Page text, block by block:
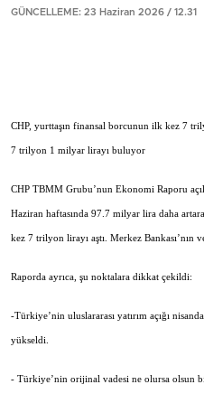
GÜNCELLEME: 23 Haziran 2026 / 12.31
CHP, yurttaşın finansal borcunun ilk kez 7
7 trilyon 1 milyar lirayı buluyor
CHP TBMM Grubu’nun Ekonomi Raporu
Haziran haftasında 97.7 milyar lira daha
kez 7 trilyon lirayı aştı. Merkez
Raporda ayrıca, şu noktalara dikkat çekildi:
-Türkiye’nin uluslararası yatırım açığı
yükseldi.
- Türkiye’nin orijinal vadesi ne olursa olsun